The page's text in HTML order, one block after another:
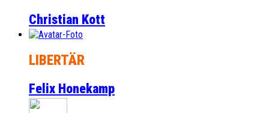
Christian Kott
LIBERTÄR
Felix Honekamp